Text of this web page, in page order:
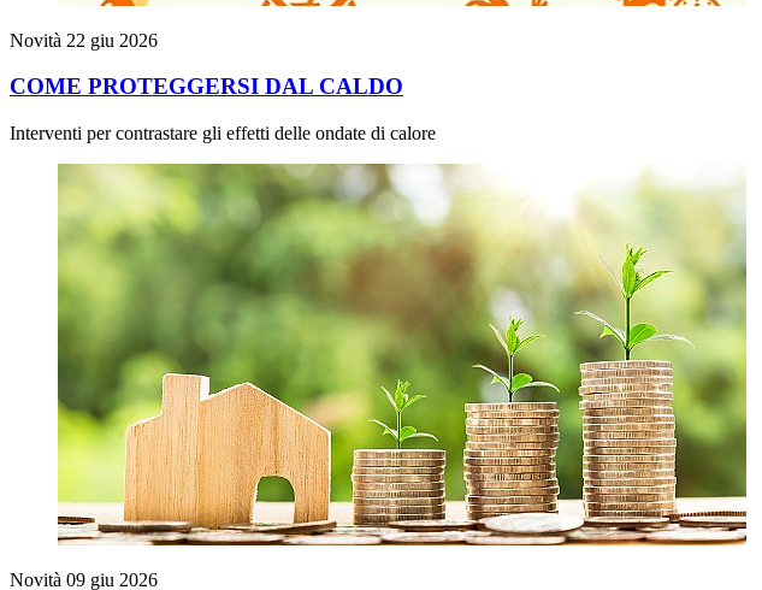
Novità 22 giu 2026
COME PROTEGGERSI DAL CALDO
Interventi per contrastare gli effetti delle ondate di calore
Novità 09 giu 2026